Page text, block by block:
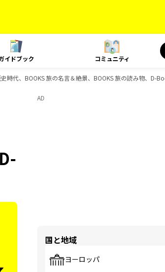
イドブック コミュニティ
代、BOOKS 旅の名言＆絶景、BOOKS 旅の読み物、D-
AD
国と地域
ヨーロッパ